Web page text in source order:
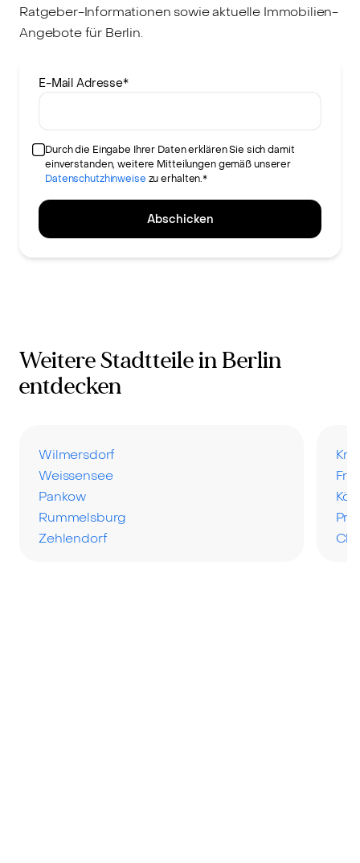
Ratgeber-Informationen sowie aktuelle Immobilien-
Angebote für Berlin.
E-Mail Adresse*
Durch die Eingabe Ihrer Daten erklären Sie sich damit
einverstanden, weitere Mitteilungen gemäß unserer
Datenschutzhinweise zu erhalten.*
Abschicken
Weitere Stadtteile in Berlin
entdecken
Wilmersdorf
Weissensee
Pankow
Rummelsburg
Zehlendorf